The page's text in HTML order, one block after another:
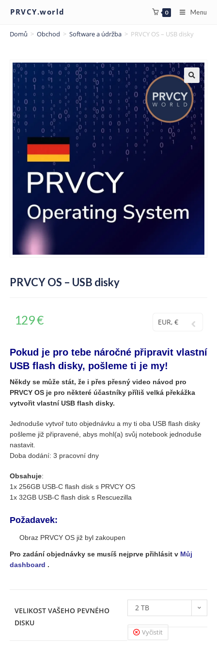
PRVCY.world 0 Menu
Domů > Obchod > Software a údržba > PRVCY OS – USB disky
PRVCY OS – USB disky
129€ EUR, €
Pokud je pro tebe náročné připravit vlastní
USB flash disky, pošleme ti je my!
Někdy se může stát, že i přes přesný video návod pro
PRVCY OS je pro některé účastníky příliš velká překážka
vytvořit vlastní USB flash disky.
Jednoduše vytvoř tuto objednávku a my ti oba USB flash disky
pošleme již připravené, abys mohl(a) svůj notebook jednoduše
nastavit.
Doba dodání: 3 pracovní dny
Obsahuje:
1x 256GB USB-C flash disk s PRVCY OS
1x 32GB USB-C flash disk s Rescuezilla
Požadavek:
Obraz PRVCY OS již byl zakoupen
Pro zadání objednávky se musíš nejprve přihlásit v Můj
dashboard .
VELIKOST VAŠEHO PEVNÉHO
DISKU
2 TB
Vyčistit